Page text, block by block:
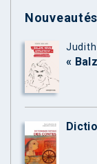
Nouveautés
Judith
«